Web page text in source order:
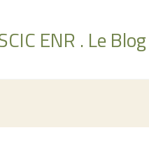
ENR . Le Blog